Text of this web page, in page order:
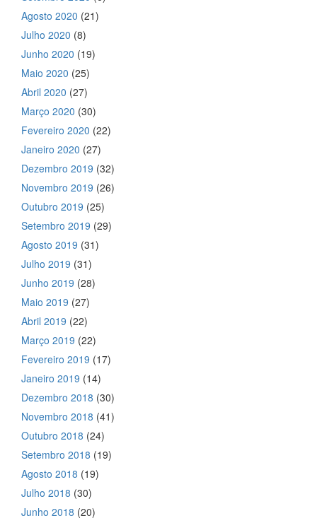
Agosto 2020 (21)
Julho 2020 (8)
Junho 2020 (19)
Maio 2020 (25)
Abril 2020 (27)
Março 2020 (30)
Fevereiro 2020 (22)
Janeiro 2020 (27)
Dezembro 2019 (32)
Novembro 2019 (26)
Outubro 2019 (25)
Setembro 2019 (29)
Agosto 2019 (31)
Julho 2019 (31)
Junho 2019 (28)
Maio 2019 (27)
Abril 2019 (22)
Março 2019 (22)
Fevereiro 2019 (17)
Janeiro 2019 (14)
Dezembro 2018 (30)
Novembro 2018 (41)
Outubro 2018 (24)
Setembro 2018 (19)
Agosto 2018 (19)
Julho 2018 (30)
Junho 2018 (20)